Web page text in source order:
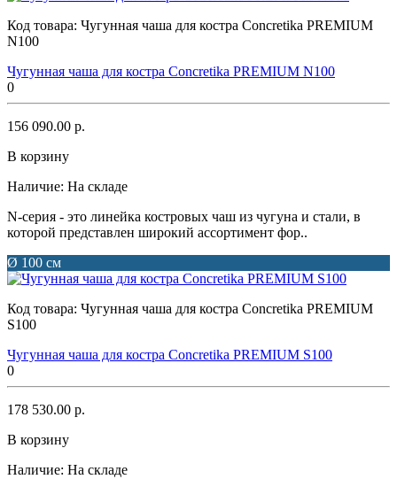
Код товара: Чугунная чаша для костра Concretika PREMIUM
N100
Чугунная чаша для костра Concretika PREMIUM N100
0
156 090.00 р.
В корзину
Наличие: На складе
N-серия - это линейка костровых чаш из чугуна и стали, в
которой представлен широкий ассортимент фор..
Ø 100 см
Код товара: Чугунная чаша для костра Concretika PREMIUM
S100
Чугунная чаша для костра Concretika PREMIUM S100
0
178 530.00 р.
В корзину
Наличие: На складе